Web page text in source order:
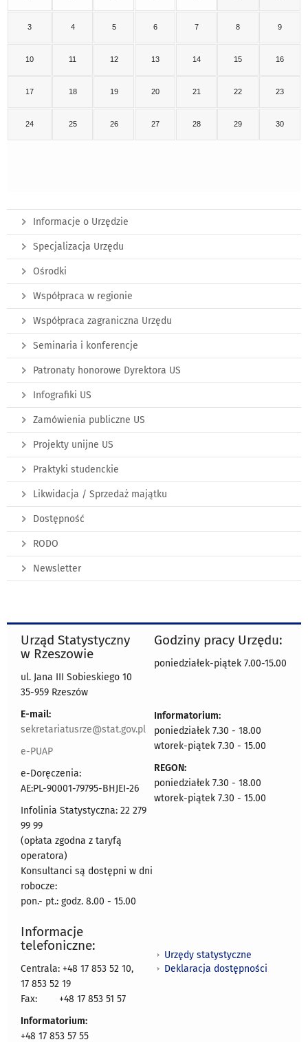
3 4 5 6 7 8 9
10 11 12 13 14 15 16
17 18 19 20 21 22 23
24 25 26 27 28 29 30
Informacje o Urzędzie
Specjalizacja Urzędu
Ośrodki
Współpraca w regionie
Współpraca zagraniczna Urzędu
Seminaria i konferencje
Patronaty honorowe Dyrektora US
Infografiki US
Zamówienia publiczne US
Projekty unijne US
Praktyki studenckie
Likwidacja / Sprzedaż majątku
Dostępność
RODO
Newsletter
Urząd Statystyczny
w Rzeszowie
ul. Jana III Sobieskiego 10
35-959 Rzeszów
E-mail:
sekretariatusrze@stat.gov.pl
e-PUAP
e-Doręczenia:
AE:PL-90001-79795-BHJEI-26
Infolinia Statystyczna: 22 279
99 99
(opłata zgodna z taryfą
operatora)
Konsultanci są dostępni w dni
robocze:
pon.- pt.: godz. 8.00 - 15.00
Godziny pracy Urzędu:
poniedziałek-piątek 7.00-15.00
Informatorium:
poniedziałek 7.30 - 18.00
wtorek-piątek 7.30 - 15.00
REGON:
poniedziałek 7.30 - 18.00
wtorek-piątek 7.30 - 15.00
Informacje
telefoniczne:
Centrala: +48 17 853 52 10,
17 853 52 19
Fax:
+48 17 853 51 57
Informatorium:
+48 17 853 57 55
Urzędy statystyczne
Deklaracja dostępności